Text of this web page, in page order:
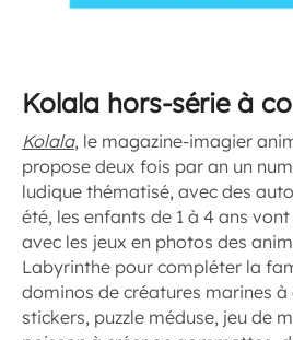
Kolala hors-série à
Kolala, le magazine-imagier
propose deux fois par an un
ludique thématisé, avec des
été, les enfants de 1 à 4 ans
avec les jeux en photos des
Labyrinthe pour compléter la
dominos de créatures marines
stickers, puzzle méduse, jeu de